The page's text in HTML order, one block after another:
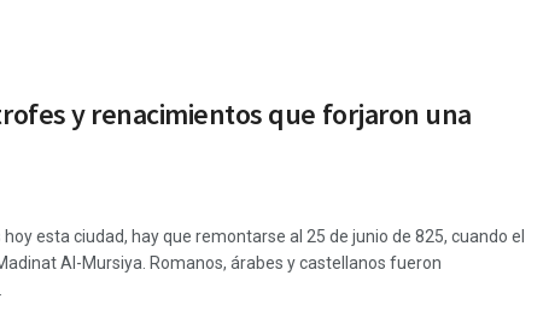
y renacimientos que forjaron una
esta ciudad, hay que remontarse al 25 de junio de 825, cuando el
Al-Mursiya. Romanos, árabes y castellanos fueron